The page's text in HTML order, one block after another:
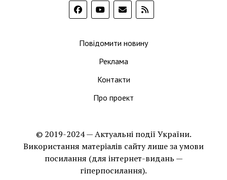
Повідомити новину
Реклама
Контакти
Про проект
© 2019-2024 — Актуальні події України.
Використання матеріалів сайту лише за умови
посилання (для інтернет-видань —
гіперпосилання).